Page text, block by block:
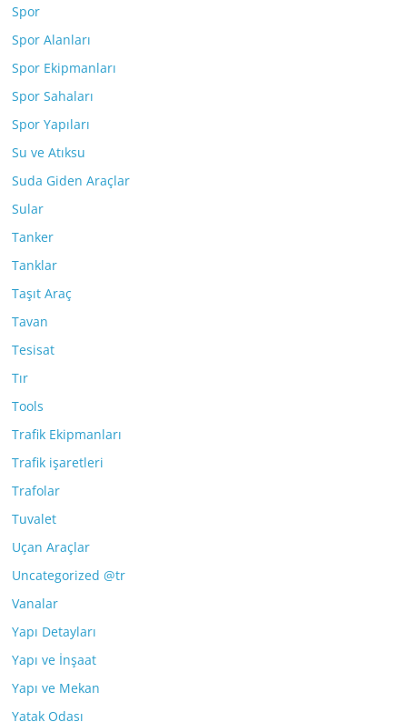
Spor
Spor Alanları
Spor Ekipmanları
Spor Sahaları
Spor Yapıları
Su ve Atıksu
Suda Giden Araçlar
Sular
Tanker
Tanklar
Taşıt Araç
Tavan
Tesisat
Tır
Tools
Trafik Ekipmanları
Trafik işaretleri
Trafolar
Tuvalet
Uçan Araçlar
Uncategorized @tr
Vanalar
Yapı Detayları
Yapı ve İnşaat
Yapı ve Mekan
Yatak Odası